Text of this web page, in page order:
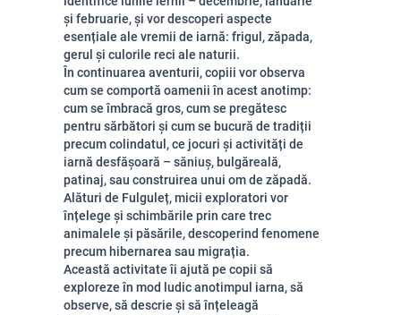
și februarie, și vor descoperi aspecte
esențiale ale vremii de iarnă: frigul, zăpada,
gerul și culorile reci ale naturii.
În continuarea aventurii, copiii vor observa
cum se comportă oamenii în acest anotimp:
cum se îmbracă gros, cum se pregătesc
pentru sărbători și cum se bucură de tradiții
precum colindatul, ce jocuri și activități de
iarnă desfășoară – săniuș, bulgăreală,
patinaj, sau construirea unui om de zăpadă.
Alături de Fulguleț, micii exploratori vor
înțelege și schimbările prin care trec
animalele și păsările, descoperind fenomene
precum hibernarea sau migrația.
Această activitate îi ajută pe copii să
exploreze în mod ludic anotimpul iarna, să
observe, să descrie și să înțeleagă